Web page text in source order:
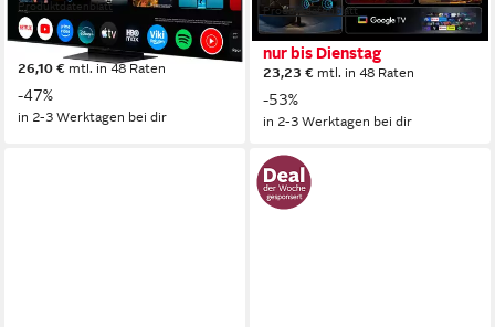
Produktdatenblatt
899,00 € UVP 1.699,00 €
nur bis Dienstag
26,10 € mtl. in 48 Raten
-47%
in 2-3 Werktagen bei dir
Produktdatenblatt
ab 799,99 € UVP1.699,00 €
nur bis Dienstag
23,23 € mtl. in 48 Raten
-53%
in 2-3 Werktagen bei dir